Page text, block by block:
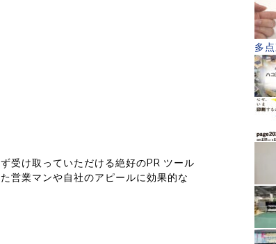
受け取っていただける絶好のPR ツール
営業マンや自社のアピールに効果的な
多